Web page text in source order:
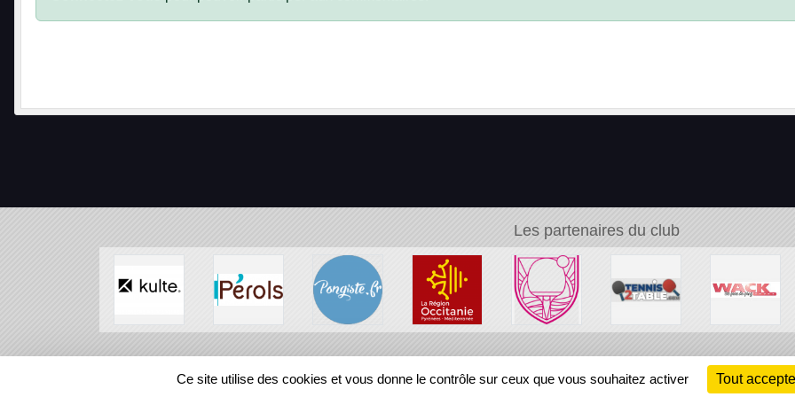
Les partenaires du club
REGIONS
Ce site utilise des cookies et vous donne le contrôle sur ceux que vous souhaitez activer Tout